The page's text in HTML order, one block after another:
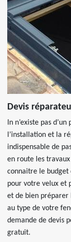
Devis
In n’existe pas
l’installation et la
indispensable de
en route les
connaitre le
pour votre velux et
et de bien préparer
au type de votre
demande de devis
gratuit.